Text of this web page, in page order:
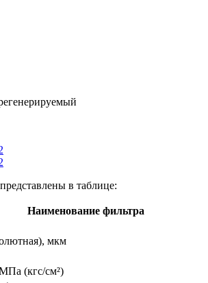
в таблице:
Наименование фильтра
мкм
(кгс/см²)